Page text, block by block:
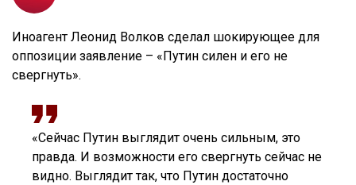
Иноагент Леонид Волков сделал шокирующее для
оппозиции заявление – «Путин силен и его не
свергнуть».
«Сейчас Путин выглядит очень сильным, это
правда. И возможности его свергнуть сейчас не
видно. Выглядит так, что Путин достаточно